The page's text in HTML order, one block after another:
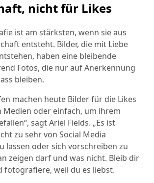
nicht für Likes
ist am stärksten, wenn sie aus
entsteht. Bilder, die mit Liebe
haben eine bleibende
Fotos, die nur auf Anerkennung
bleiben.
machen heute Bilder für die Likes
Medien oder einfach, um ihrem
sagt Ariel Fields. „Es ist
zu sehr von Social Media
lassen oder sich vorschreiben zu
zeigen darf und was nicht. Bleib dir
fotografiere, weil du es liebst.